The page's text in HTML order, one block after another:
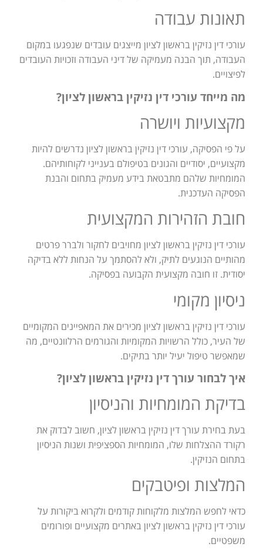
תאונות עבודה
עורכי דין נזיקין בראשון לציון מייצגים עובדים שנפגעו במקום
העבודה, תוך הבנה מעמיקה של דיני העבודה וזכויות העובדים
לפיצויים.
מה מייחד עורכי דין נזיקין בראשון לציון?
מקצועיות ויושרה
על פי הפסיקה, עורכי דין נזיקין בראשון לציון נדרשים להיות
מקצועיים, יסודיים והגונים בטיפולם בענייני לקוחותיהם.
המומחיות שלהם מתבטאת בידע מעמיק בתחום והבנת
הפסיקה העדכנית.
חובת הזהירות המקצועית
עורכי דין נזיקין בראשון לציון מחויבים לחקור ולברר פרטים
מהותיים הנוגעים לתיק, ולא להסתמך על הנחות ללא בדיקה
יסודית. זו חובה מקצועית הקבועה בפסיקה.
ניסיון מקומי
עורכי דין נזיקין בראשון לציון מכירים את המאפיינים המקומיים
של העיר, כולל הרשויות המקומיות והגורמים הרלוונטיים, מה
שמאפשר טיפול יעיל יותר בתיקים.
איך לבחור עורך דין נזיקין בראשון לציון?
בדיקת המומחיות והניסיון
בעת בחירת עורך דין נזיקין בראשון לציון, חשוב לבדוק את
רקורד ההצלחות שלו, המומחיות הספציפית ושנות הניסיון
בתחום הנזיקין.
המלצות ופיטבקים
כדאי לחפש המלצות מלקוחות קודמים ולקרוא ביקורות על
עורכי דין נזיקין בראשון לציון באתרים מקצועיים ופורומים
משפטיים.